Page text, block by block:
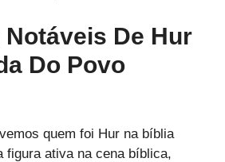
De Hur
Do Povo
quem foi Hur na bíblia
figura ativa na cena bíblica,